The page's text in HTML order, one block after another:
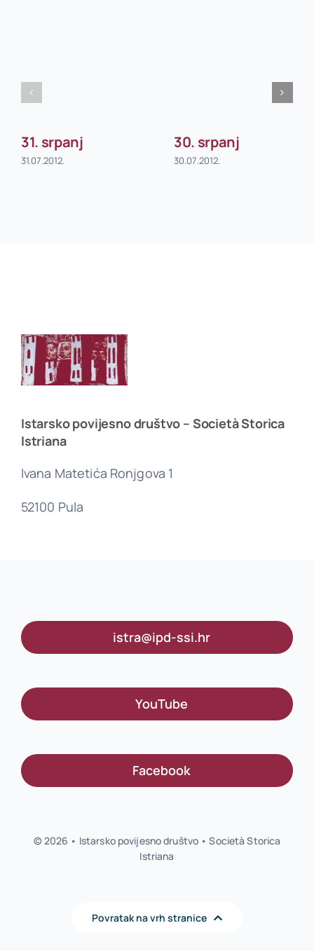
31. srpanj
31.07.2012.
30. srpanj
30.07.2012.
Istarsko povijesno društvo – Società Storica
Istriana
Ivana Matetića Ronjgova 1
52100 Pula
istra@ipd-ssi.hr
YouTube
Facebook
© 2026 • Istarsko povijesno društvo • Società Storica
Istriana
Povratak na vrh stranice